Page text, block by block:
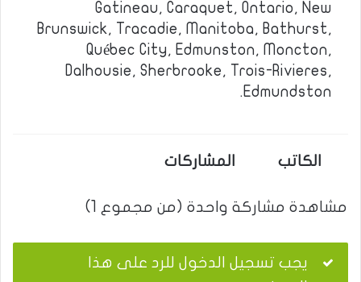
Gatineau, Caraquet, Ontario, New
Brunswick, Tracadie, Manitoba, Bathurst,
Québec City, Edmunston, Moncton,
Dalhousie, Sherbrooke, Trois-Rivieres,
Edmundston.
الكاتب المشاركات
مشاهدة مشاركة واحدة (من مجموع 1)
يجب تسجيل الدخول للرد على هذا